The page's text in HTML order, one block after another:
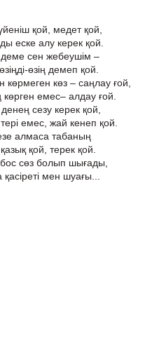
қой, медет қой,
еске алу керек қой.
сен жебеушім –
өзің демеп қой.
көз – саңлау ғой,
емес– алдау ғой.
сезу керек қой,
емес, жай кенеп қой.
алмаса табаның
қой, терек қой.
сөз болып шығады,
мен шуағы...